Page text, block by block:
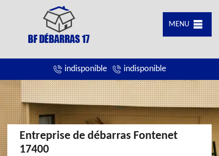
MENU
indisponible indisponible
Entreprise de débarras Fontenet
17400